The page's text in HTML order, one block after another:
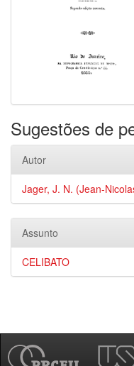
Sugestões de
Autor
Jager, J. N. (Jean-
Assunto
CELIBATO